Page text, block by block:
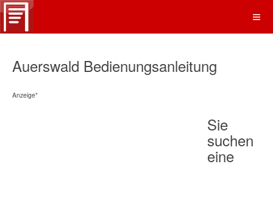
Auerswald Bedienungsanleitung
Anzeige*
Sie
suchen
eine